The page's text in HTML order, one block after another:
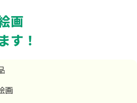
画
す！
画